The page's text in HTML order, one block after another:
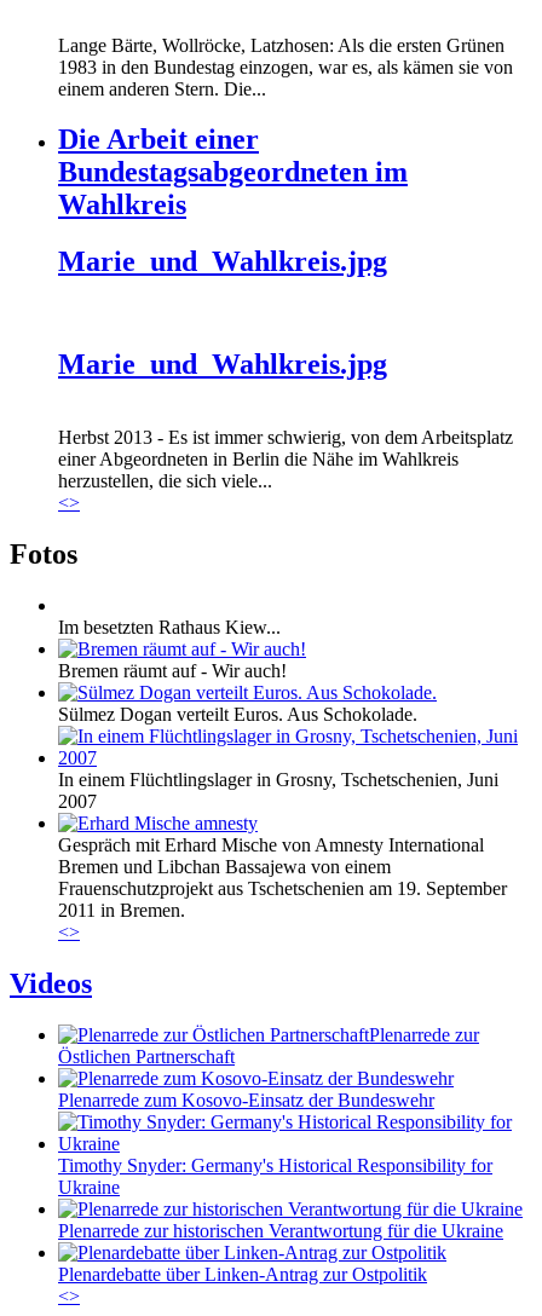
Lange Bärte, Wollröcke, Latzhosen: Als die ersten Grünen
1983 in den Bundestag einzogen, war es, als kämen sie von
einem anderen Stern. Die...
Die Arbeit einer
Bundestagsabgeordneten im
Wahlkreis
Marie_und_Wahlkreis.jpg
Marie_und_Wahlkreis.jpg
Herbst 2013 - Es ist immer schwierig, von dem Arbeitsplatz
einer Abgeordneten in Berlin die Nähe im Wahlkreis
herzustellen, die sich viele...
<>
Fotos
Im besetzten Rathaus Kiew...
Bremen räumt auf - Wir auch!
Sülmez Dogan verteilt Euros. Aus Schokolade.
In einem Flüchtlingslager in Grosny, Tschetschenien, Juni
2007
Gespräch mit Erhard Mische von Amnesty International
Bremen und Libchan Bassajewa von einem
Frauenschutzprojekt aus Tschetschenien am 19. September
2011 in Bremen.
<>
Videos
Plenarrede zur
Östlichen Partnerschaft
Plenarrede zum Kosovo-Einsatz der Bundeswehr
Timothy Snyder: Germany's Historical Responsibility for
Ukraine
Plenarrede zur historischen Verantwortung für die Ukraine
Plenardebatte über Linken-Antrag zur Ostpolitik
<>